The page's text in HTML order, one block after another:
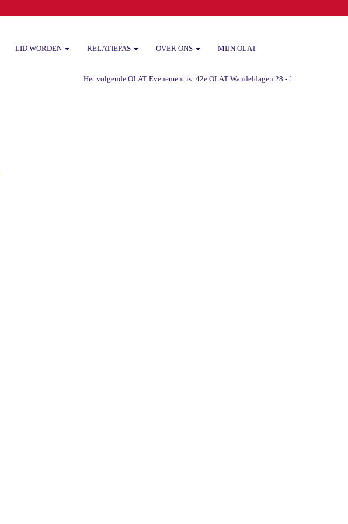
LID WORDEN RELATIEPAS OVER ONS MIJN OLAT
Het volgende OLAT Evenement is: 42e OLAT Wandeldagen 28 - 29 -30 augustus